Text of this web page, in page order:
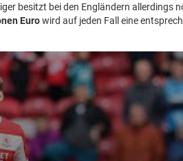
besitzt bei den Engländern allerdings
Eurowird auf jeden Fall eine